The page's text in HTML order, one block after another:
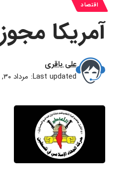
اقتصاد
آمریکا
Last updated: مرداد ۳۰, ۱۴۰۳ ۱:۳۶ ب٫ظ
علی باقری